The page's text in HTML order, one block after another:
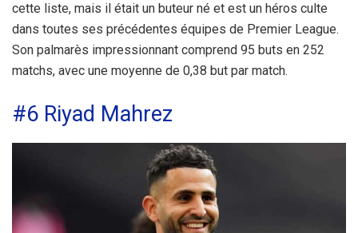
cette liste, mais il était un buteur né et est un héros culte
dans toutes ses précédentes équipes de Premier League.
Son palmarès impressionnant comprend 95 buts en 252
matchs, avec une moyenne de 0,38 but par match.
#6 Riyad Mahrez